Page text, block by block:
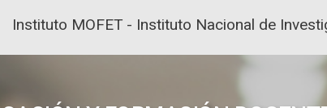
Instituto MOFET - Instituto Nacional de